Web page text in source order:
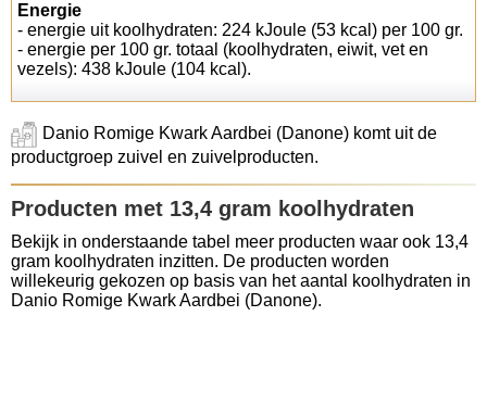
Energie
- energie uit koolhydraten: 224 kJoule (53 kcal) per 100 gr.
- energie per 100 gr. totaal (koolhydraten, eiwit, vet en
vezels): 438 kJoule (104 kcal).
Danio Romige Kwark Aardbei (Danone) komt uit de
productgroep zuivel en zuivelproducten.
Producten met 13,4 gram koolhydraten
Bekijk in onderstaande tabel meer producten waar ook 13,4
gram koolhydraten inzitten. De producten worden
willekeurig gekozen op basis van het aantal koolhydraten in
Danio Romige Kwark Aardbei (Danone).